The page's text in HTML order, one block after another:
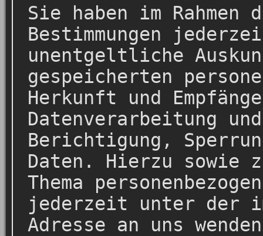
Sie haben im
Bestimmungen
unentgeltliche
gespeicherten
Herkunft und
Datenverarbeitung
Berichtigung,
Daten. Hierzu sowie
Thema
jederzeit unter der im
Adresse an uns